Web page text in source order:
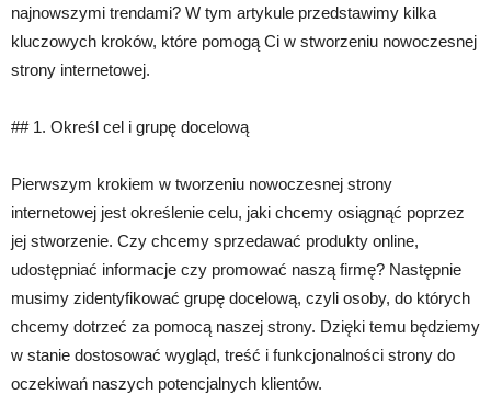
najnowszymi trendami? W tym artykule przedstawimy kilka
kluczowych kroków, które pomogą Ci w stworzeniu nowoczesnej
strony internetowej.
## 1. Określ cel i grupę docelową
Pierwszym krokiem w tworzeniu nowoczesnej strony
internetowej jest określenie celu, jaki chcemy osiągnąć poprzez
jej stworzenie. Czy chcemy sprzedawać produkty online,
udostępniać informacje czy promować naszą firmę? Następnie
musimy zidentyfikować grupę docelową, czyli osoby, do których
chcemy dotrzeć za pomocą naszej strony. Dzięki temu będziemy
w stanie dostosować wygląd, treść i funkcjonalności strony do
oczekiwań naszych potencjalnych klientów.